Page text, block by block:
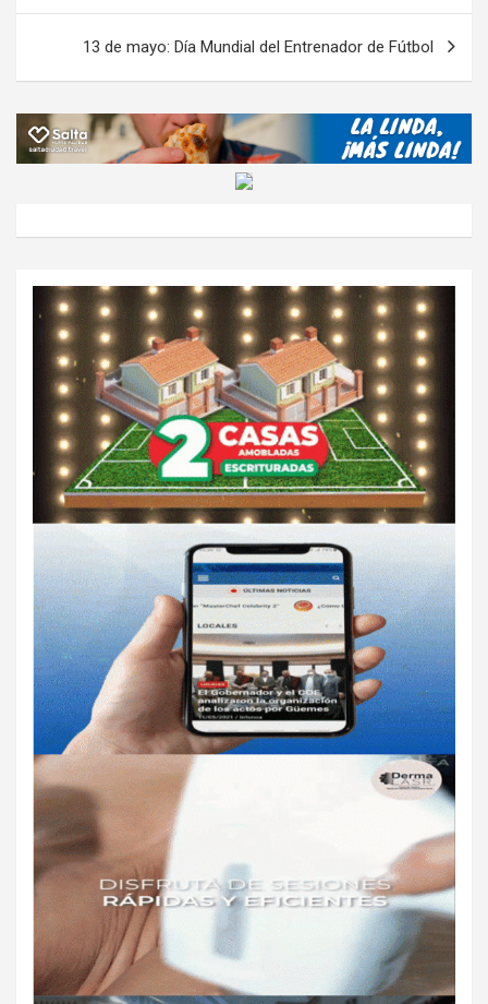
tir
entradas
13 de mayo: Día Mundial del Entrenador de Fútbol